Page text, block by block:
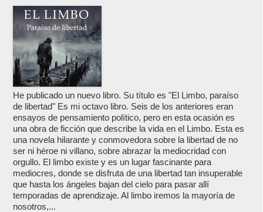
He publicado un nuevo libro. Su título es "El Limbo, paraíso
de libertad" Es mi octavo libro. Seis de los anteriores eran
ensayos de pensamiento político, pero en esta ocasión es
una obra de ficción que describe la vida en el Limbo. Esta es
una novela hilarante y conmovedora sobre la libertad de no
ser ni héroe ni villano, sobre abrazar la mediocridad con
orgullo. El limbo existe y es un lugar fascinante para
mediocres, donde se disfruta de una libertad tan insuperable
que hasta los ángeles bajan del cielo para pasar allí
temporadas de aprendizaje. Al limbo iremos la mayoría de
nosotros,...